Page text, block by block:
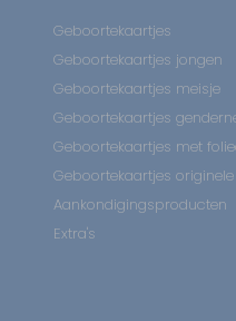
Geboortekaartjes
Geboortekaartjes jongen
Geboortekaartjes meisje
Geboortekaartjes
Geboortekaartjes met
Geboortekaartjes
Aankondigingsproducten
Extra's